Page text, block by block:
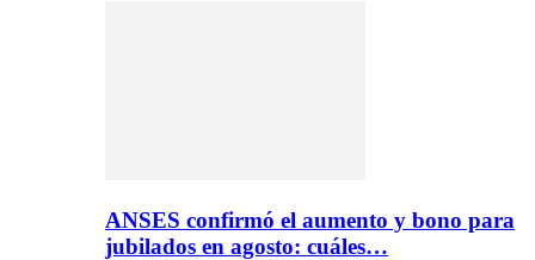
ANSES confirmó el aumento y bono para
jubilados en agosto: cuáles…